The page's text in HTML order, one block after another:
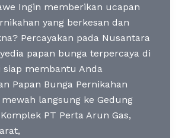
Ingin memberikan ucapan
yang berkesan dan
Percayakan pada Nusantara
papan bunga terpercaya di
siap membantu Anda
Papan Bunga Pernikahan
langsung ke Gedung
PT Perta Arun Gas,